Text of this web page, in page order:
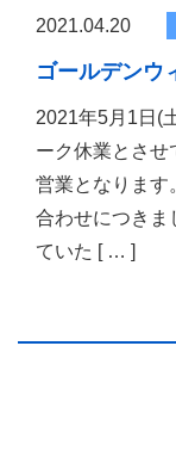
2021.04.20
ゴールデンウ
2021年5月1日(
ーク休業とさせ
営業となります
合わせにつきま
ていた [ … ]